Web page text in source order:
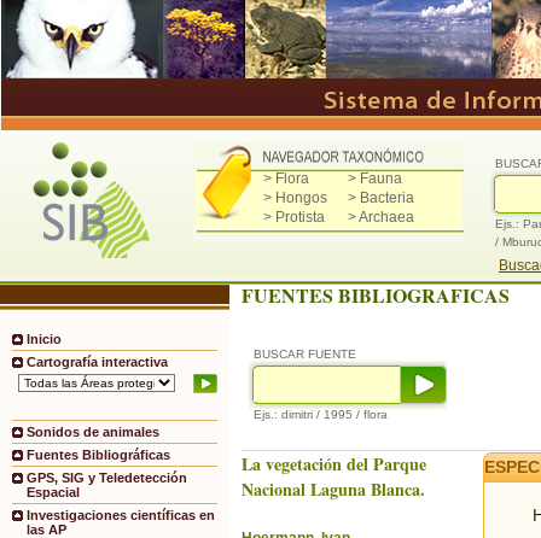
> Flora
> Fauna
> Hongos
> Bacteria
> Protista
> Archaea
Ejs.:
/
Inicio
Cartografía interactiva
Sonidos de animales
Fuentes Bibliográficas
GPS, SIG y Teledetección
Espacial
Investigaciones científicas en
las AP
FUENTES BIBLIOGRAFICAS
BUSCAR FUENTE
Ejs.: dimitri / 1995 / flora
La vegetación del Parque
Nacional Laguna Blanca.